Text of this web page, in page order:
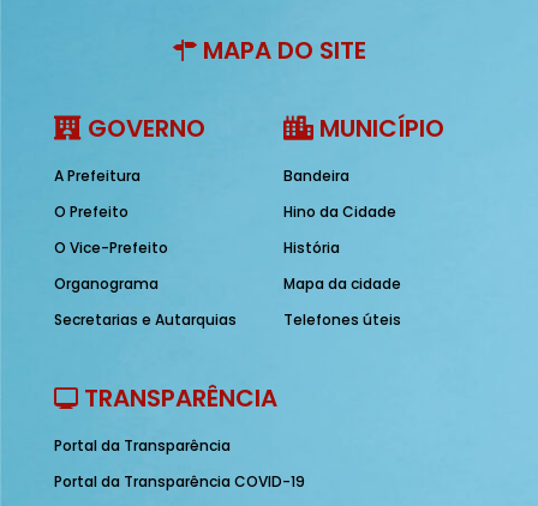
MAPA DO SITE
GOVERNO
A Prefeitura
O Prefeito
O Vice-Prefeito
Organograma
Secretarias e Autarquias
MUNICÍPIO
Bandeira
Hino da Cidade
História
Mapa da cidade
Telefones úteis
TRANSPARÊNCIA
Portal da Transparência
Portal da Transparência COVID-19